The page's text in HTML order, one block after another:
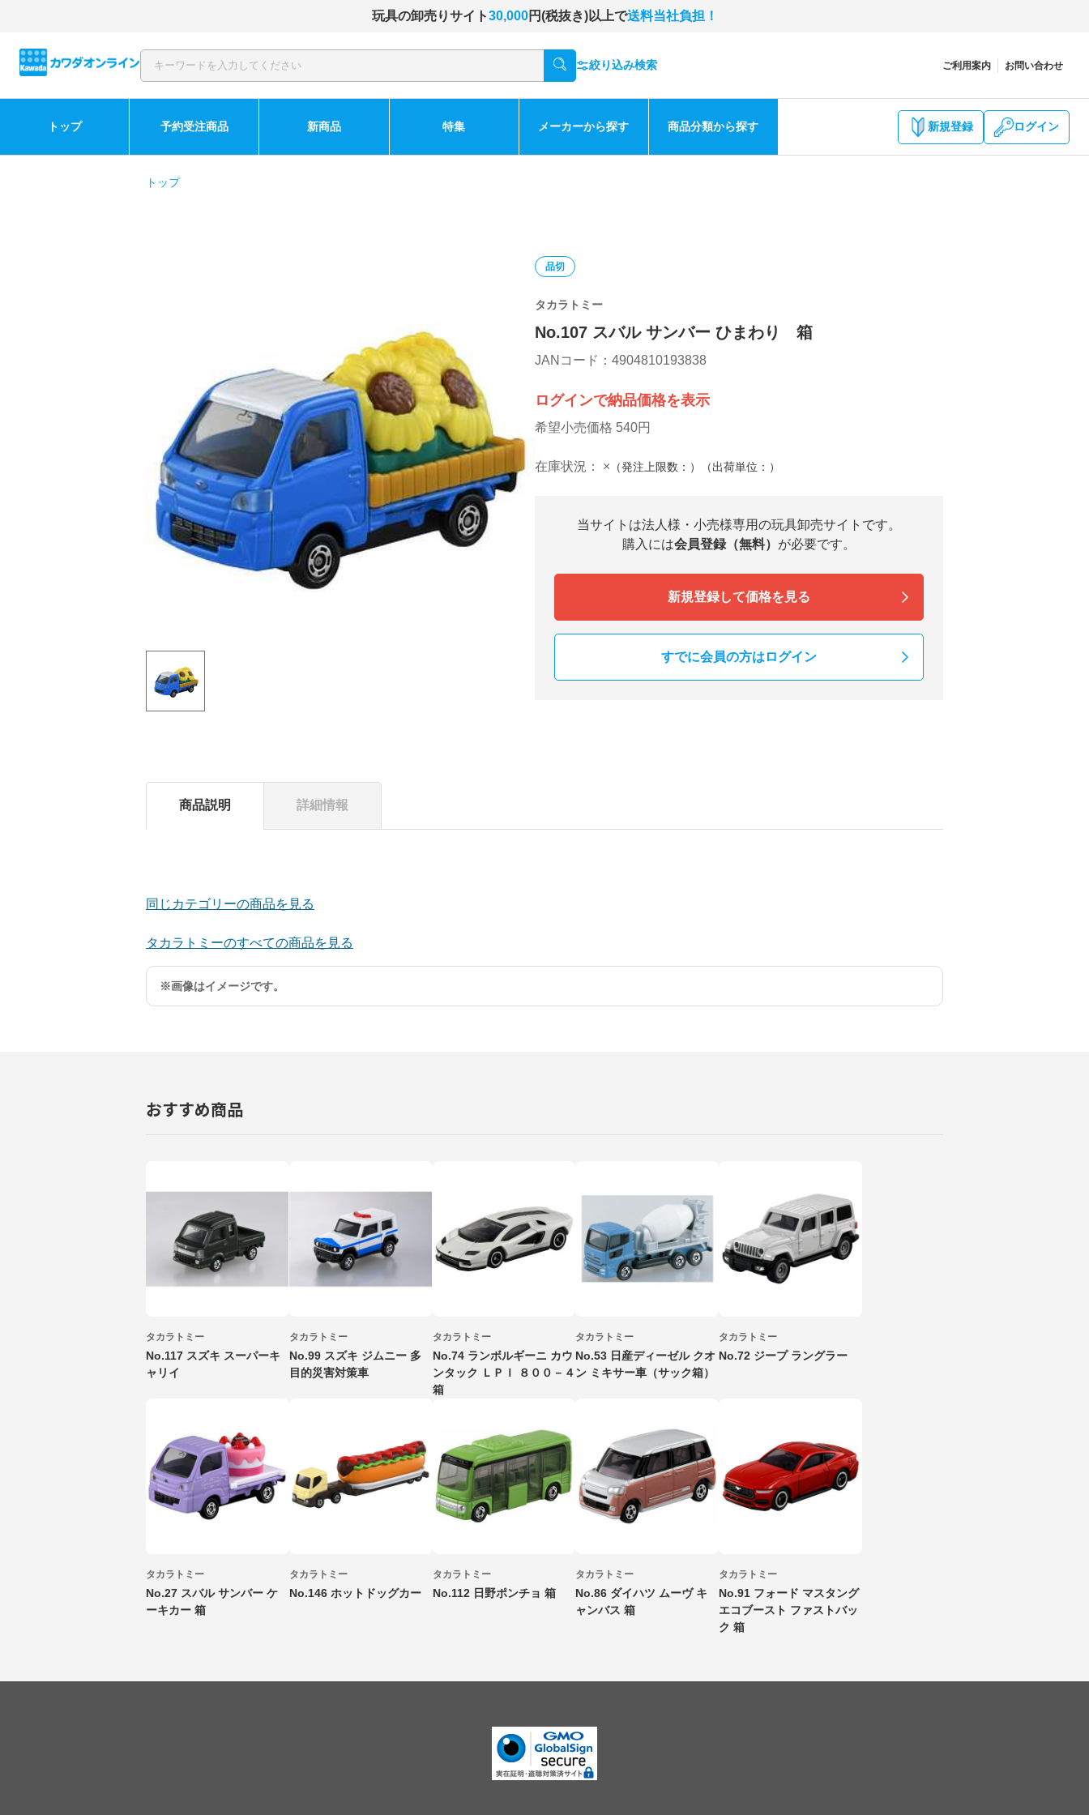
玩具の卸売りサイト30,000円(税抜き)以上で送料当社負担！
絞り込み検索 ご利用案内 お問い合わせ
トップ 予約受注商品 新商品 特集 メーカーから探す 商品分類から探す 新規登録 ログイン
トップ
品切
タカラトミー
No.107 スバル サンバー ひまわり 箱
JANコード：4904810193838
ログインで納品価格を表示
希望小売価格 540円
在庫状況： × （発注上限数：）（出荷単位：）
当サイトは法人様・小売様専用の玩具卸売サイトです。
購入には会員登録（無料） が必要です。
新規登録して価格を見る
すでに会員の方はログイン
商品説明 詳細情報
同じカテゴリーの商品を見る
タカラトミーのすべての商品を見る
※画像はイメージです。
おすすめ商品
タカラトミー
No.117 スズキ スーパーキ
ャリイ
タカラトミー
No.99 スズキ ジムニー 多
目的災害対策車
タカラトミー
No.74 ランボルギーニ カウ
ンタック ＬＰＩ ８００－４
箱
タカラトミー
No.53 日産ディーゼル クオ
ン ミキサー車（サック箱）
タカラトミー
No.72 ジープ ラングラー
タカラトミー
No.27 スバル サンバー ケ
ーキカー 箱
タカラトミー
No.146 ホットドッグカー
タカラトミー
No.112 日野ポンチョ 箱
タカラトミー
No.86 ダイハツ ムーヴ キ
ャンバス 箱
タカラトミー
No.91 フォード マスタング
エコブースト ファストバッ
ク 箱